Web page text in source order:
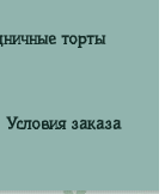
торты
Условия заказа